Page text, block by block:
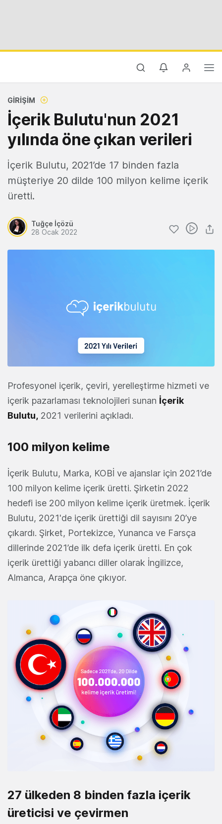
GIRIŞIM
İçerik Bulutu'nun 2021
yılında öne çıkan verileri
İçerik Bulutu, 2021’de 17 binden fazla
müşteriye 20 dilde 100 milyon kelime içerik
üretti.
Tuğçe İçözü
28 Ocak 2022
Profesyonel içerik, çeviri, yerelleştirme hizmeti ve
içerik pazarlaması teknolojileri sunan İçerik
Bulutu, 2021 verilerini açıkladı.
100 milyon kelime
İçerik Bulutu, Marka, KOBİ ve ajanslar için 2021’de
100 milyon kelime içerik üretti. Şirketin 2022
hedefi ise 200 milyon kelime içerik üretmek. İçerik
Bulutu, 2021'de içerik ürettiği dil sayısını 20’ye
çıkardı. Şirket, Portekizce, Yunanca ve Farsça
dillerinde 2021’de ilk defa içerik üretti. En çok
içerik ürettiği yabancı diller olarak İngilizce,
Almanca, Arapça öne çıkıyor.
27 ülkeden 8 binden fazla içerik
üreticisi ve çevirmen